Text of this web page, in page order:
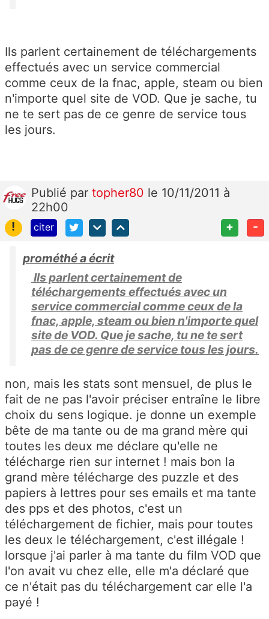
Ils parlent certainement de téléchargements
effectués avec un service commercial
comme ceux de la fnac, apple, steam ou bien
n'importe quel site de VOD. Que je sache, tu
ne te sert pas de ce genre de service tous
les jours.
Publié par topher80 le 10/11/2011 à
22h00
!
citer + -
prométhé a écrit
Ils parlent certainement de
téléchargements effectués avec un
service commercial comme ceux de la
fnac, apple, steam ou bien n'importe quel
site de VOD. Que je sache, tu ne te sert
pas de ce genre de service tous les jours.
non, mais les stats sont mensuel, de plus le
fait de ne pas l'avoir préciser entraîne le libre
choix du sens logique. je donne un exemple
bête de ma tante ou de ma grand mère qui
toutes les deux me déclare qu'elle ne
télécharge rien sur internet ! mais bon la
grand mère télécharge des puzzle et des
papiers à lettres pour ses emails et ma tante
des pps et des photos, c'est un
téléchargement de fichier, mais pour toutes
les deux le téléchargement, c'est illégale !
lorsque j'ai parler à ma tante du film VOD que
l'on avait vu chez elle, elle m'a déclaré que
ce n'était pas du téléchargement car elle l'a
payé !